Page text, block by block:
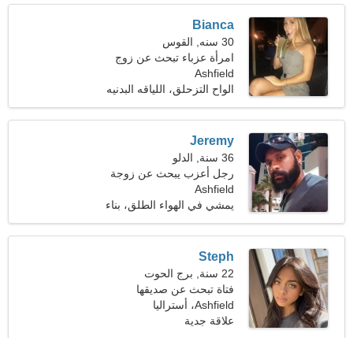
Bianca
30 سنه, القوس
امرأة عزباء تبحث عن زوج
32-41
Ashfield
الواح التزحلق، اللياقه البدنيه
Jeremy
36 سنة, الدلو
رجل أعزب يبحث عن زوجة
28-32
Ashfield
يمشي في الهواء الطلق، بناء
الجسم
Steph
22 سنة, برج الحوت
فتاة تبحث عن صديقها
Ashfield، أستراليا
علاقة جدية